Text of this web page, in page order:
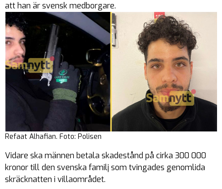
att han är svensk medborgare.
Refaat Alhafian. Foto: Polisen
Vidare ska männen betala skadestånd på cirka 300 000
kronor till den svenska familj som tvingades genomlida
skräcknatten i villaområdet.